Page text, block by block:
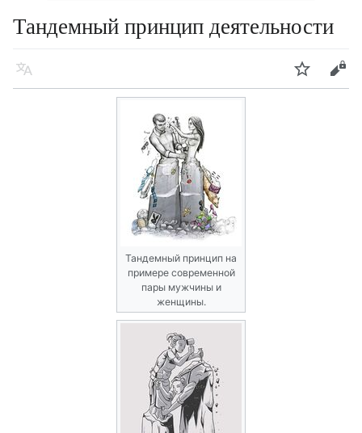
Тандемный принцип деятельности
Язык Следить
Тандемный принцип на
примере современной
пары мужчины и
женщины.